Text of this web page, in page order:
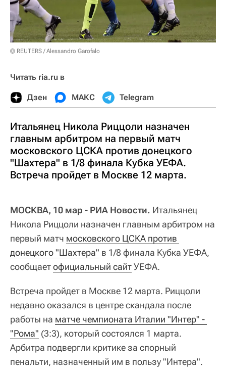
© REUTERS / Alessandro Garofalo
Читать ria.ru в
Дзен МАКС Telegram
Итальянец Никола Риццоли назначен
главным арбитром на первый матч
московского ЦСКА против донецкого
"Шахтера" в 1/8 финала Кубка УЕФА.
Встреча пройдет в Москве 12 марта.
МОСКВА, 10 мар - РИА Новости. Итальянец
Никола Риццоли назначен главным арбитром на
первый матч московского ЦСКА против
донецкого "Шахтера" в 1/8 финала Кубка УЕФА,
сообщаетофициальный сайтУЕФА.
Встреча пройдет в Москве 12 марта. Риццоли
недавно оказался в центре скандала после
работы на матче чемпионата Италии "Интер" -
"Рома" (3:3), который состоялся 1 марта.
Арбитра подвергли критике за спорный
пенальти, назначенный им в пользу "Интера".